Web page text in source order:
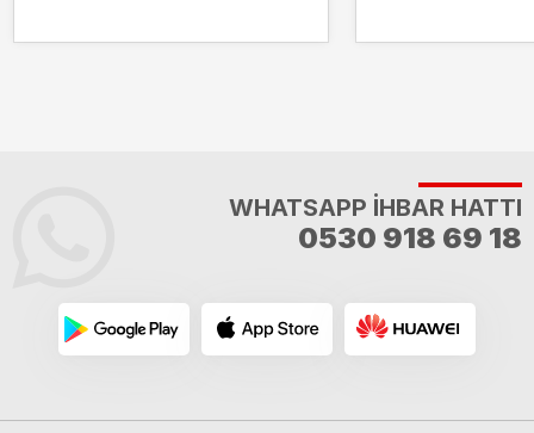
WHATSAPP İHBAR HATTI
0530 918 69 18